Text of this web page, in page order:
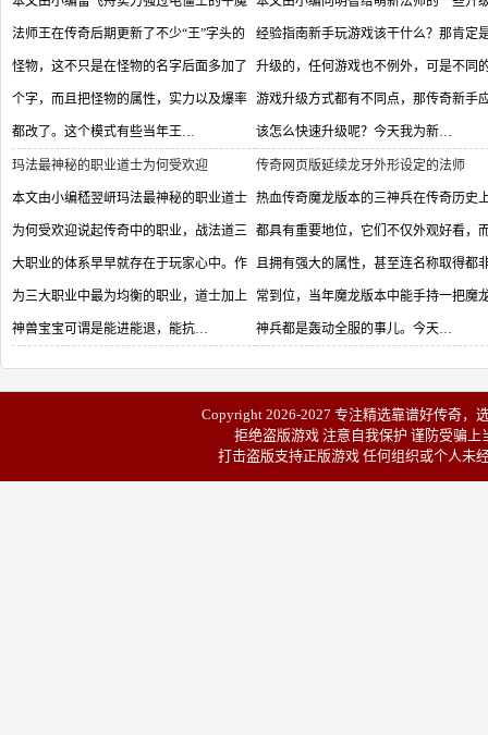
法师王在传奇后期更新了不少“王”字头的
怪物，这不只是在怪物的名字后面多加了
个字，而且把怪物的属性，实力以及爆率
都改了。这个模式有些当年王…
经验指南新手玩游戏该干什么？那肯定
升级的，任何游戏也不例外，可是不同
游戏升级方式都有不同点，那传奇新手
该怎么快速升级呢？今天我为新…
玛法最神秘的职业道士为何受欢迎
本文由小编嵇翌岍玛法最神秘的职业道士
为何受欢迎说起传奇中的职业，战法道三
大职业的体系早早就存在于玩家心中。作
为三大职业中最为均衡的职业，道士加上
神兽宝宝可谓是能进能退，能抗…
传奇网页版延续龙牙外形设定的法师
热血传奇魔龙版本的三神兵在传奇历史
都具有重要地位，它们不仅外观好看，
且拥有强大的属性，甚至连名称取得都
常到位，当年魔龙版本中能手持一把魔
神兵都是轰动全服的事儿。今天…
Copyright 2026-2027 专注精选靠谱好传奇，
拒绝盗版游戏 注意自我保护 谨防受骗
打击盗版支持正版游戏 任何组织或个人未